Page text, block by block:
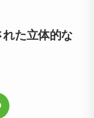
た立体的な